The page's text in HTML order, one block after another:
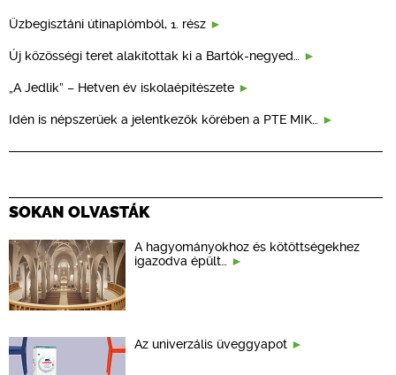
Üzbegisztáni útinaplómból, 1. rész
Új közösségi teret alakítottak ki a Bartók-negyed…
„A Jedlik” – Hetven év iskolaépítészete
Idén is népszerűek a jelentkezők körében a PTE MIK…
SOKAN OLVASTÁK
A hagyományokhoz és kötöttségekhez
igazodva épült…
Az univerzális üveggyapot